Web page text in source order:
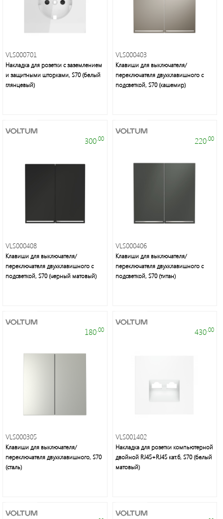
VLS000701
Накладка для розетки с заземлением
и защитными шторками, S70 (белый
глянцевый)
VLS000403
Клавиши для выключателя/
переключателя двухклавишного с
подсветкой, S70 (кашемир)
300.00
VLS000408
Клавиши для выключателя/
переключателя двухклавишного с
подсветкой, S70 (черный матовый)
220.00
VLS000406
Клавиши для выключателя/
переключателя двухклавишного с
подсветкой, S70 (титан)
180.00
VLS000305
Клавиши для выключателя/
переключателя двухклавишного, S70
(сталь)
430.00
VLS001402
Накладка для розетки компьютерной
двойной RJ45+RJ45 кат.6, S70 (белый
матовый)